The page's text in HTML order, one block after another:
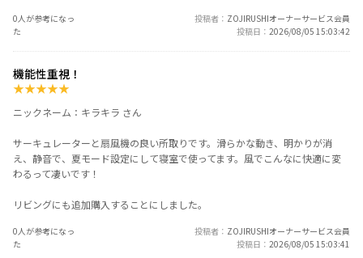
0人が参考になっ
た
投稿者
ZOJIRUSHIオーナーサービス会員
投稿日
2026/08/05 15:03:42
機能性重視！
★★★★★
ニックネーム：キラキラ さん
サーキュレーターと扇風機の良い所取りです。滑らかな動き、明かりが消
え、静音で、夏モード設定にして寝室で使ってます。風でこんなに快適に変
わるって凄いです！
リビングにも追加購入することにしました。
0人が参考になっ
た
投稿者
ZOJIRUSHIオーナーサービス会員
投稿日
2026/08/05 15:03:41